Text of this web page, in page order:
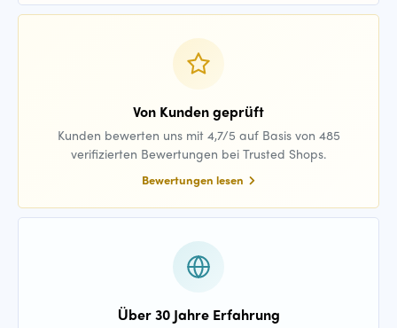
Von Kunden geprüft
Kunden bewerten uns mit 4,7/5 auf Basis von 485
verifizierten Bewertungen bei Trusted Shops.
Bewertungen lesen
Über 30 Jahre Erfahrung